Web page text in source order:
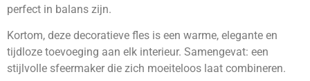
perfect in balans zijn.
Kortom, deze decoratieve fles is een warme, elegante en
tijdloze toevoeging aan elk interieur. Samengevat: een
stijlvolle sfeermaker die zich moeiteloos laat combineren.